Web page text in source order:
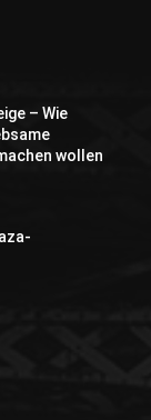
– Wie
wollen